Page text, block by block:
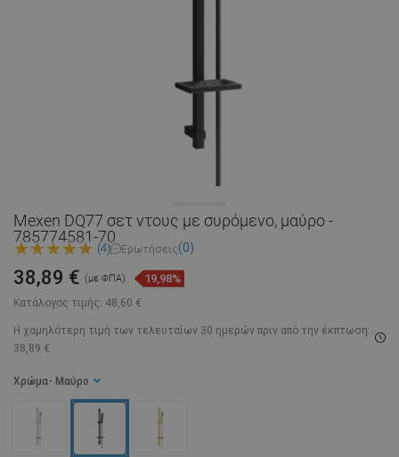
Mexen DQ77 σετ ντους με συρόμενο, μαύρο -
785774581-70
(4) Ερωτήσεις(0)
Κατάλογος τιμής: 48,60 €
38,89 € (με ΦΠΑ) 19,98%
Η χαμηλότερη τιμή των τελευταίων 30 ημερών πριν από την έκπτωση:
38,89 €
Χρώμα - Μαύρο